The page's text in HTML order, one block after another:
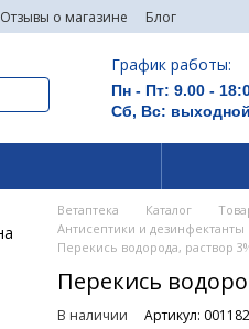
Отзывы о магазине Блог
График работы:
Пн - Пт: 9.00 -
Сб, Вс: выходной
Ветаптека Каталог
Антисептики и
Перекись водорода, раствор
Перекись
В наличии Артикул: 001182